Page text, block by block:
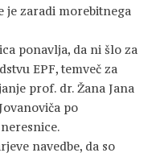
je zaradi morebitnega
ponavlja, da ni šlo za
EPF, temveč za
prof. dr. Žana Jana
po
navedbe, da so